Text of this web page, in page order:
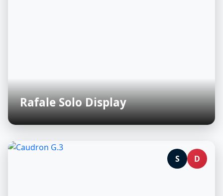
Rafale Solo Display
S D